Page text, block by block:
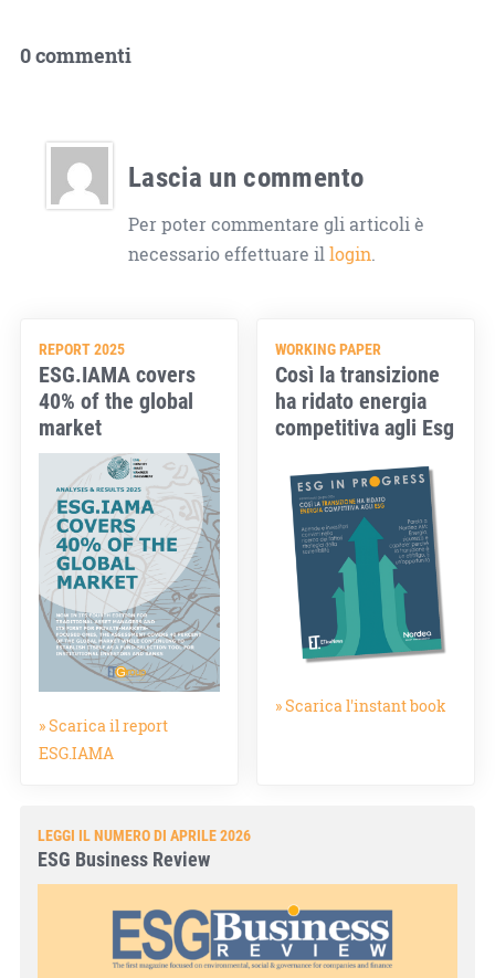
0 commenti
Lascia un commento
Per poter commentare gli articoli è
necessario effettuare illogin.
REPORT 2025
ESG.IAMA covers
40% of the global
market
» Scarica il report
ESG.IAMA
WORKING PAPER
Così la transizione
ha ridato energia
competitiva agli Esg
» Scarica l'instant book
LEGGI IL NUMERO DI APRILE 2026
ESG Business Review